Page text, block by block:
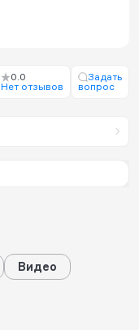
0.0
Нет отзывов
Задать
вопрос
Видео